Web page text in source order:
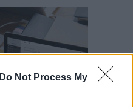
Do Not Process My